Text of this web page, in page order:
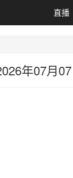
直播
年07月